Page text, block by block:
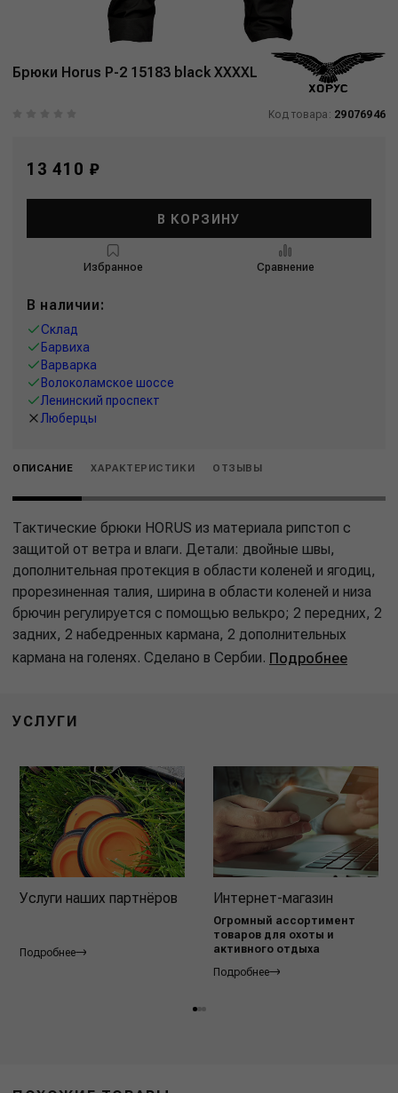
Брюки Horus P-2 15183 black XXXXL
Код товара: 29076946
13 410 ₽
В КОРЗИНУ
Избранное Сравнение
В наличии:
Склад
Барвиха
Варварка
Волоколамское шоссе
Ленинский проспект
Люберцы
ОПИСАНИЕ ХАРАКТЕРИСТИКИ ОТЗЫВЫ
Тактические брюки HORUS из материала рипстоп с
защитой от ветра и влаги. Детали: двойные швы,
дополнительная протекция в области коленей и ягодиц,
прорезиненная талия, ширина в области коленей и низа
брючин регулируется с помощью велькро; 2 передних, 2
задних, 2 набедренных кармана, 2 дополнительных
кармана на голенях. Сделано в Сербии. Подробнее
УСЛУГИ
Услуги наших партнёров
Подробнее
Интернет-магазин
Огромный ассортимент
товаров для охоты и
активного отдыха
Подробнее